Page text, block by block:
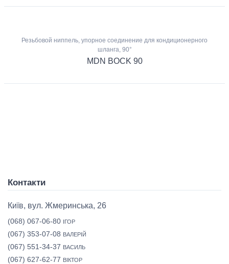
Резьбовой ниппель, упорное соединение для кондиционерного
шланга, 90°
MDN BOCK 90
Контакти
Київ, вул. Жмеринська, 26
(068) 067-06-80 ІГОР
(067) 353-07-08 ВАЛЕРІЙ
(067) 551-34-37 ВАСИЛЬ
(067) 627-62-77 ВІКТОР